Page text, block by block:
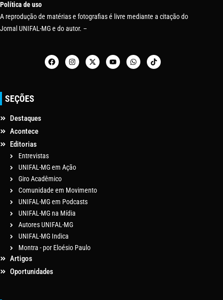
Política de uso
A reprodução de matérias e fotografias é livre mediante a citação do
Jornal UNIFAL-MG e do autor. –
SEÇÕES
Destaques
Acontece
Editorias
Entrevistas
UNIFAL-MG em Ação
Giro Acadêmico
Comunidade em Movimento
UNIFAL-MG em Podcasts
UNIFAL-MG na Mídia
Autores UNIFAL-MG
UNIFAL-MG Indica
Montra - por Eloésio Paulo
Artigos
Oportunidades